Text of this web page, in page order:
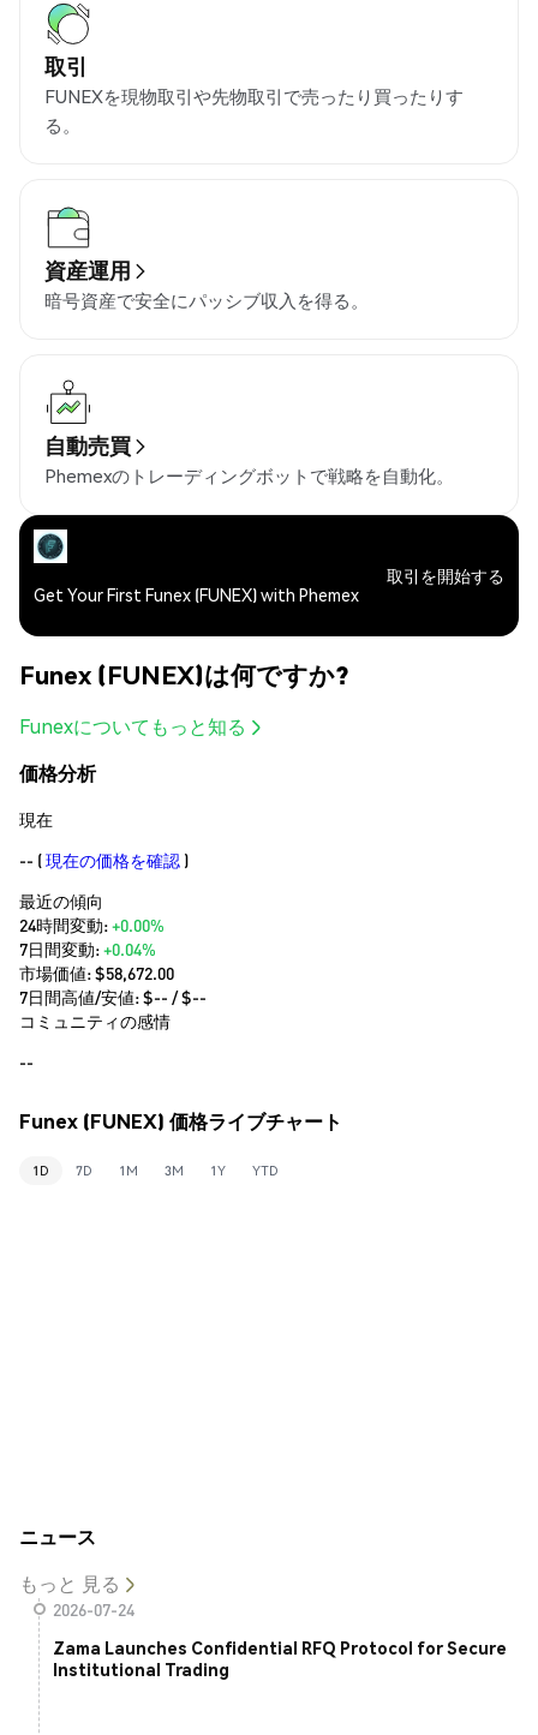
取引
FUNEXを現物取引や先物取引で売ったり買ったりす
る。
資産運用
暗号資産で安全にパッシブ収入を得る。
自動売買
Phemexのトレーディングボットで戦略を自動化。
Get Your First Funex (FUNEX) with Phemex
取引を開始する
Funex (FUNEX)は何ですか?
Funexについてもっと知る
価格分析
現在
-- (現在の価格を確認 )
最近の傾向
24時間変動:+0.00%
7日間変動:+0.04%
市場価値:$58,672.00
7日間高値/安値: $-- / $--
コミュニティの感情
--
Funex (FUNEX) 価格ライブチャート
1D 7D 1M 3M 1Y YTD
ニュース
もっと 見る
2026-07-24
Zama Launches Confidential RFQ Protocol for Secure
Institutional Trading